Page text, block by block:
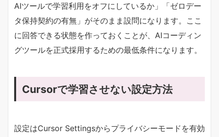
AIツールで学習利用をオフにしているか」「ゼロデー
タ保持契約の有無」がそのまま設問になります。ここ
に回答できる状態を作っておくことが、AIコーディン
グツールを正式採用するための最低条件になります。
Cursorで学習させない設定方法
設定はCursor Settingsからプライバシーモードを有効